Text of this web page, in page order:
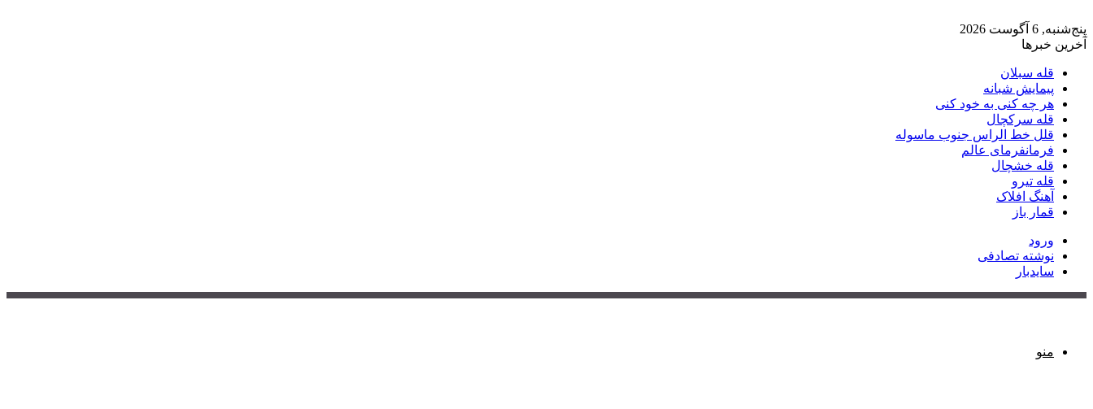
پنج‌شنبه, 6 آگوست 2026
آخرین خبرها
قله سبلان
پیمایش شبانه
هر چه کنی به خود کنی
قله سرکچال
قلل خط الراس جنوب ماسوله
فرمانفرمای عالم
قله خشچال
قله تیرو
آهنگ افلاک
قمار باز
ورود
نوشته تصادفی
سایدبار
منو